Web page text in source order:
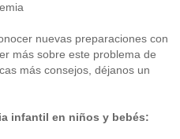
nuevas preparaciones con
más sobre este problema de
más consejos, déjanos un
infantil en niños y bebés: